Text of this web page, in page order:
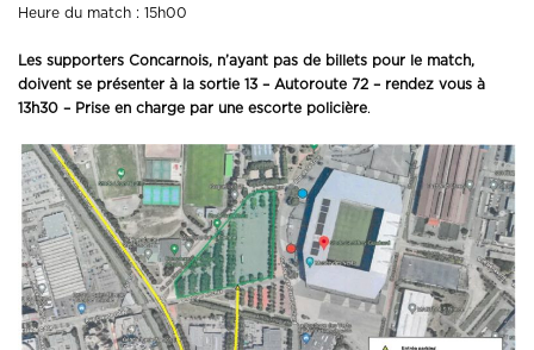
Heure du match : 15h00
Les supporters Concarnois, n’ayant pas de billets pour le match,
doivent se présenter à la sortie 13 – Autoroute 72 – rendez vous à
13h30 – Prise en charge par une escorte policière.